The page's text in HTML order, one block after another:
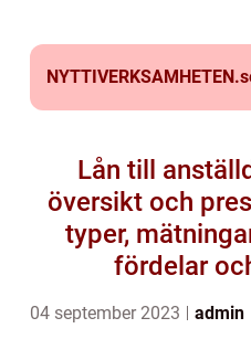
NYTTIVERKSAMHETEN.
Lån till
översikt och
typer,
fördelar
04 september 2023 admin